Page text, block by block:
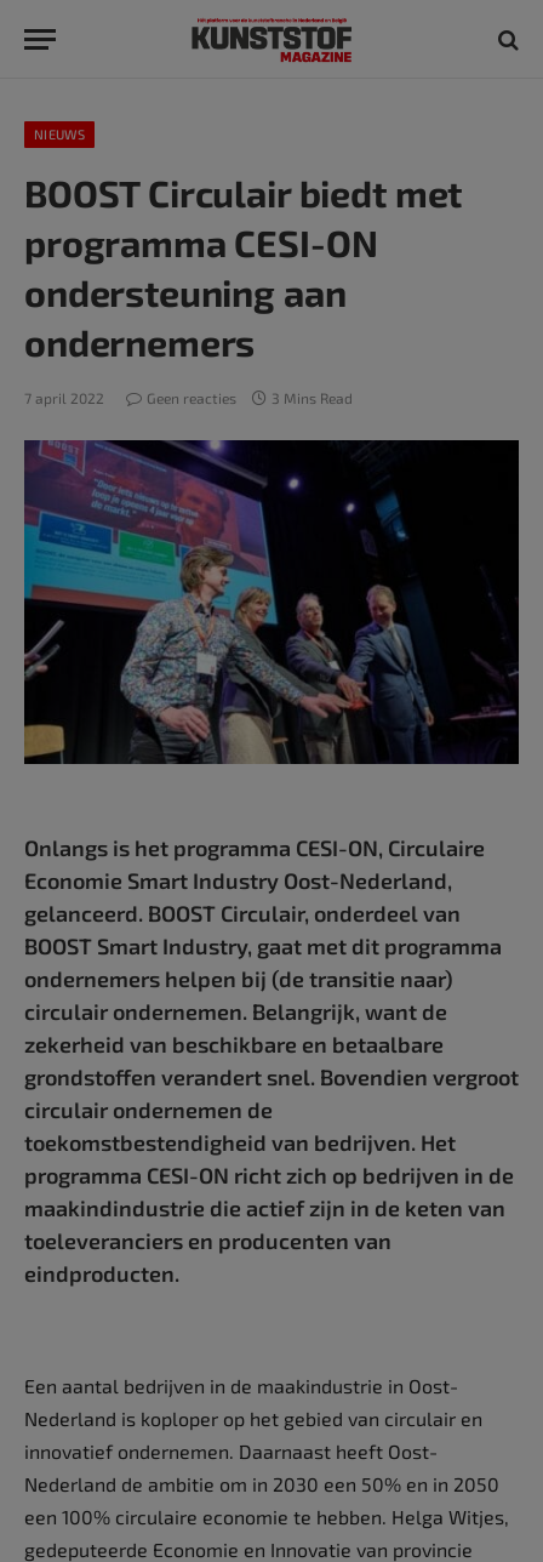
NIEUWS
BOOST Circulair biedt met
programma CESI-ON
ondersteuning aan
ondernemers
7 april 2022 Geen reacties 3 Mins Read
Onlangs is het programma CESI-ON, Circulaire
Economie Smart Industry Oost-Nederland,
gelanceerd. BOOST Circulair, onderdeel van
BOOST Smart Industry, gaat met dit programma
ondernemers helpen bij (de transitie naar)
circulair ondernemen. Belangrijk, want de
zekerheid van beschikbare en betaalbare
grondstoffen verandert snel. Bovendien vergroot
circulair ondernemen de
toekomstbestendigheid van bedrijven. Het
programma CESI-ON richt zich op bedrijven in de
maakindindustrie die actief zijn in de keten van
toeleveranciers en producenten van
eindproducten.
Een aantal bedrijven in de maakindustrie in Oost-
Nederland is koploper op het gebied van circulair en
innovatief ondernemen. Daarnaast heeft Oost-
Nederland de ambitie om in 2030 een 50% en in 2050
een 100% circulaire economie te hebben. Helga Witjes,
gedeputeerde Economie en Innovatie van provincie